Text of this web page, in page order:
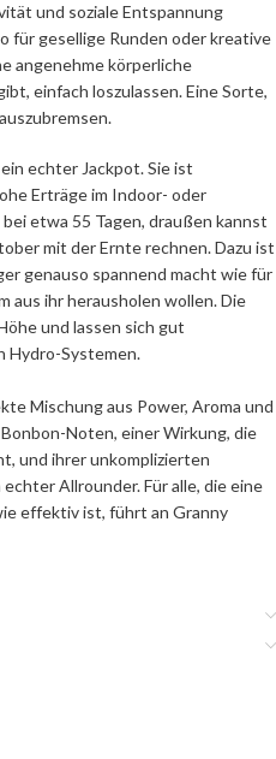
und soziale Entspannung
für gesellige Runden oder kreative
angenehme körperliche
einfach loszulassen. Eine Sorte,
echter Jackpot. Sie ist
Erträge im Indoor- oder
etwa 55 Tagen, draußen kannst
mit der Ernte rechnen. Dazu ist
genauso spannend macht wie für
aus ihr herausholen wollen. Die
und lassen sich gut
Hydro-Systemen.
Mischung aus Power, Aroma und
Noten, einer Wirkung, die
und ihrer unkomplizierten
Allrounder. Für alle, die eine
effektiv ist, führt an Granny